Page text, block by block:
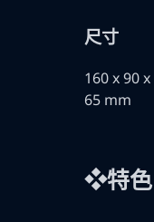
尺寸
160 x 90 x
65 mm
❖特色